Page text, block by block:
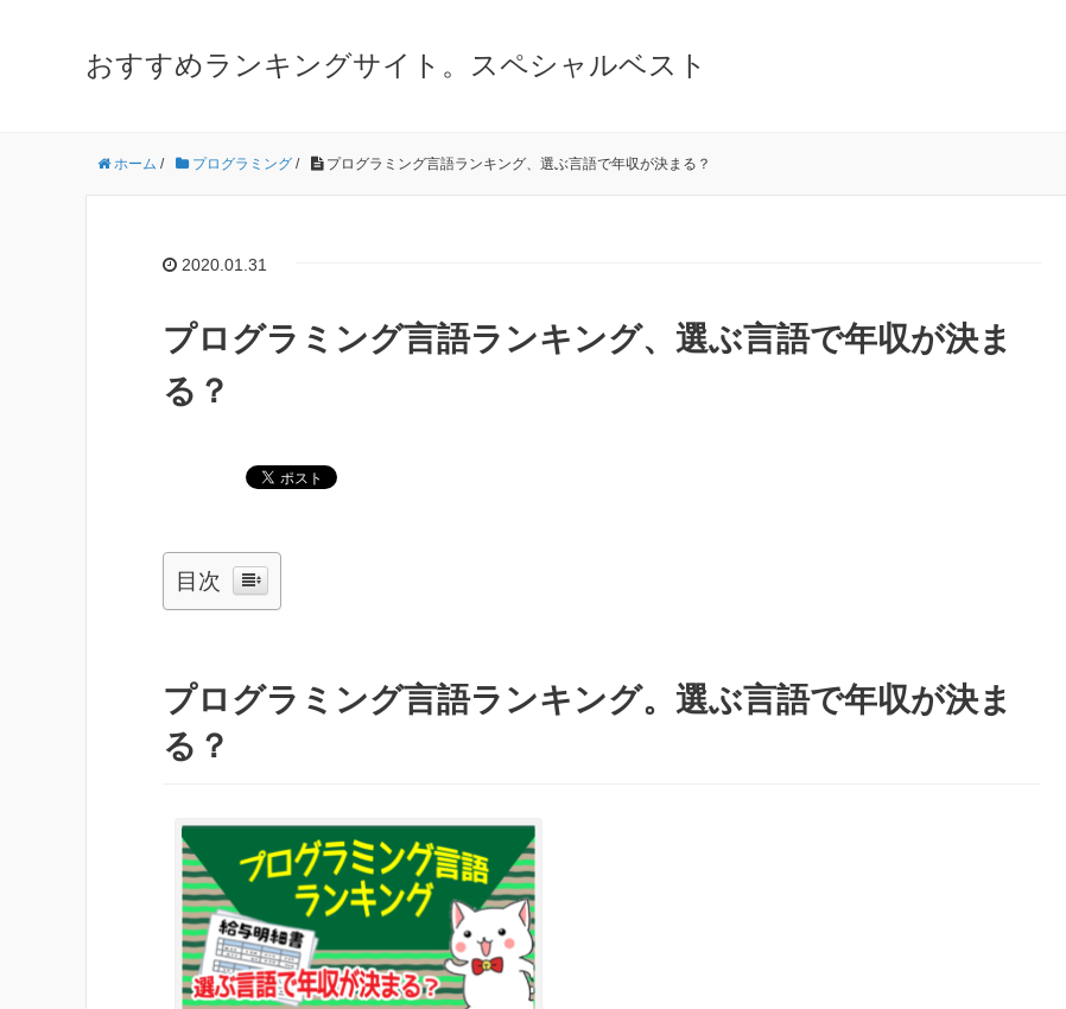
おすすめランキングサイト。スペシャルベスト
ホーム / プログラミング / プログラミング言語ランキング、選ぶ言語で年収が決まる？
2020.01.31
プログラミング言語ランキング、選ぶ言語で年収が決ま
る？
目次
プログラミング言語ランキング。選ぶ言語で年収が決ま
る？